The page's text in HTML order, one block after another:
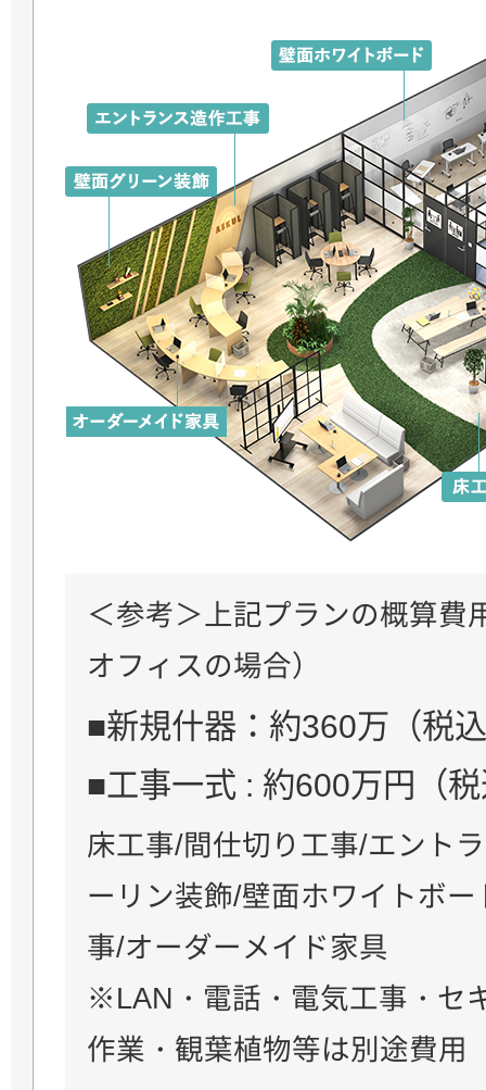
＜参考＞上記プランの概算費
オフィスの場合）
■新規什器：約360万（税
■工事一式 : 約600万円（
床工事/間仕切り工事/エント
ーリン装飾/壁面ホワイトボ
事/オーダーメイド家具
※LAN・電話・電気工事・セ
作業・観葉植物等は別途費用